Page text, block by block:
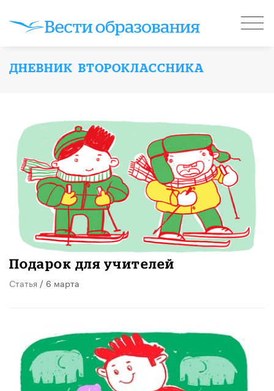
ДНЕВНИК ВТОРОКЛАССНИКА
Подарок для учителей
Статья / 6 марта